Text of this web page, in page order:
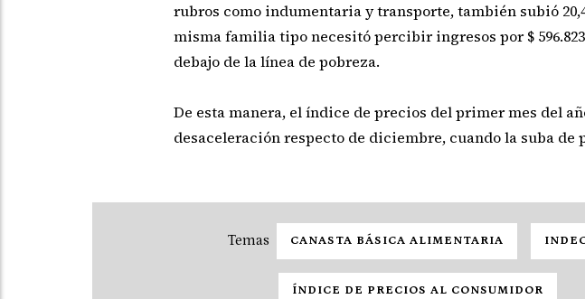
rubros como indumentaria y transporte, también subió
misma familia tipo necesitó percibir ingresos por $
debajo de la línea de pobreza.
De esta manera, el índice de precios del primer mes del
desaceleración respecto de diciembre, cuando la suba de
CANASTA BÁSICA ALIMENTARIA
ÍNDICE DE PRECIOS AL CONSUMIDOR